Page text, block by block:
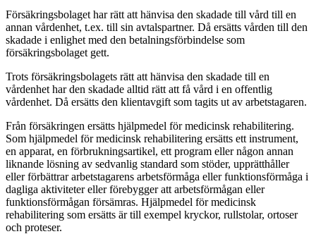
Försäkringsbolaget har rätt att hänvisa den skadade till vård till en
annan vårdenhet, t.ex. till sin avtalspartner. Då ersätts vården till den
skadade i enlighet med den betalningsförbindelse som
försäkringsbolaget gett.
Trots försäkringsbolagets rätt att hänvisa den skadade till en
vårdenhet har den skadade alltid rätt att få vård i en offentlig
vårdenhet. Då ersätts den klientavgift som tagits ut av arbetstagaren.
Från försäkringen ersätts hjälpmedel för medicinsk rehabilitering.
Som hjälpmedel för medicinsk rehabilitering ersätts ett instrument,
en apparat, en förbrukningsartikel, ett program eller någon annan
liknande lösning av sedvanlig standard som stöder, upprätthåller
eller förbättrar arbetstagarens arbetsförmåga eller funktionsförmåga i
dagliga aktiviteter eller förebygger att arbetsförmågan eller
funktionsförmågan försämras. Hjälpmedel för medicinsk
rehabilitering som ersätts är till exempel kryckor, rullstolar, ortoser
och proteser.